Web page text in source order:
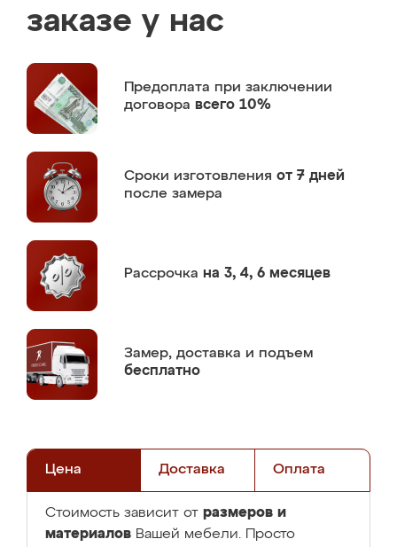
заказе у нас
Предоплата при заключении
договора всего 10%
Сроки изготовления от 7 дней
после замера
Рассрочка на 3, 4, 6 месяцев
Замер, доставка и подъем
бесплатно
Цена Доставка Оплата
Стоимость зависит от размеров и
материалов Вашей мебели. Просто